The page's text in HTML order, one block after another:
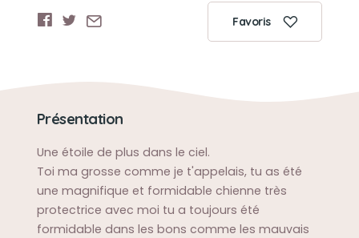
Favoris
Présentation
Une étoile de plus dans le ciel.
Toi ma grosse comme je t'appelais, tu as été
une magnifique et formidable chienne très
protectrice avec moi tu a toujours été
formidable dans les bons comme les mauvais